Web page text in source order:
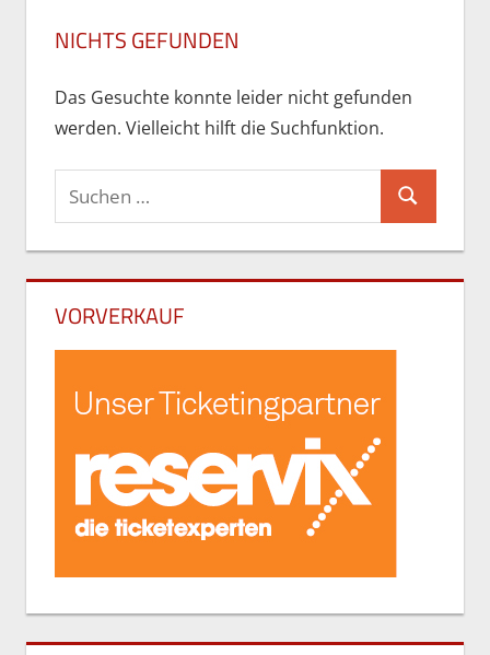
NICHTS GEFUNDEN
Das Gesuchte konnte leider nicht gefunden
werden. Vielleicht hilft die Suchfunktion.
Suchen
Suchen
VORVERKAUF